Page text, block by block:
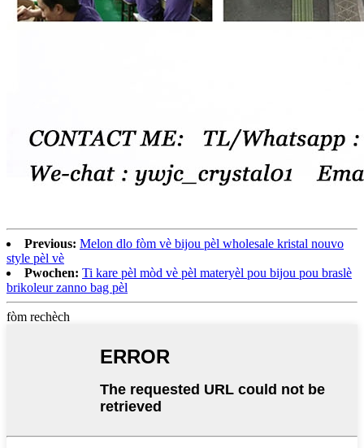
Previous: Melon dlo fòm vè bijou pèl wholesale kristal nouvo
style pèl vè
Pwochen: Ti kare pèl mòd vè pèl materyèl pou bijou pou braslè
brikoleur zanno bag pèl
fòm rechèch